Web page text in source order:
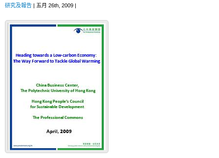
研究及報告 | 五月 26th, 2009 |